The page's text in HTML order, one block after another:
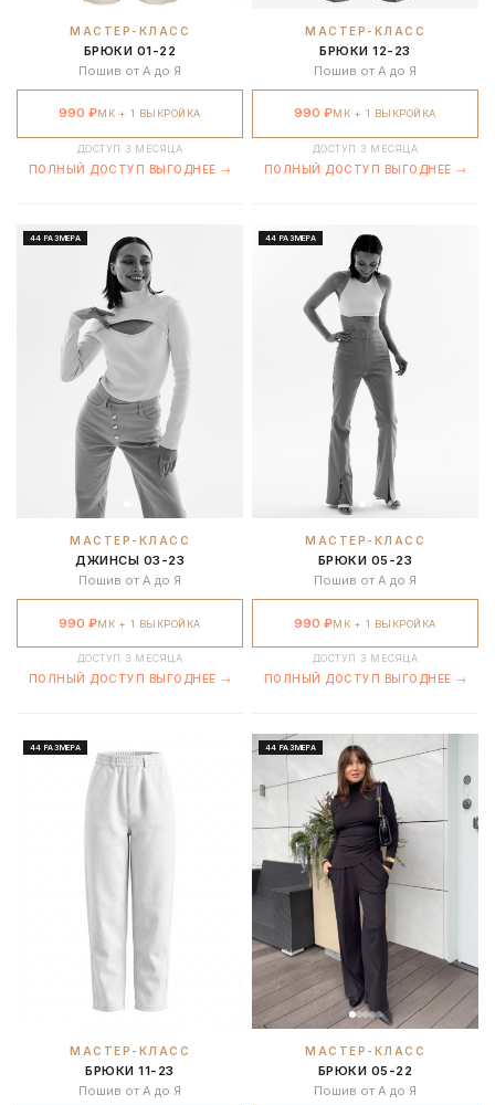
МАСТЕР-КЛАСС
БРЮКИ 01-22
Пошив от А до Я
990 ₽МК + 1 ВЫКРОЙКА
ДОСТУП 3 МЕСЯЦА
ПОЛНЫЙ ДОСТУП ВЫГОДНЕЕ →
МАСТЕР-КЛАСС
БРЮКИ 12-23
Пошив от А до Я
990 ₽МК + 1 ВЫКРОЙКА
ДОСТУП 3 МЕСЯЦА
ПОЛНЫЙ ДОСТУП ВЫГОДНЕЕ →
44 РАЗМЕРА
МАСТЕР-КЛАСС
ДЖИНСЫ 03-23
Пошив от А до Я
990 ₽МК + 1 ВЫКРОЙКА
ДОСТУП 3 МЕСЯЦА
ПОЛНЫЙ ДОСТУП ВЫГОДНЕЕ →
44 РАЗМЕРА
МАСТЕР-КЛАСС
БРЮКИ 05-23
Пошив от А до Я
990 ₽МК + 1 ВЫКРОЙКА
ДОСТУП 3 МЕСЯЦА
ПОЛНЫЙ ДОСТУП ВЫГОДНЕЕ →
44 РАЗМЕРА
МАСТЕР-КЛАСС
БРЮКИ 11-23
Пошив от А до Я
44 РАЗМЕРА
МАСТЕР-КЛАСС
БРЮКИ 05-22
Пошив от А до Я